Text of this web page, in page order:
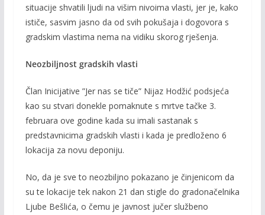
situacije shvatili ljudi na višim nivoima vlasti, jer je, kako
ističe, sasvim jasno da od svih pokušaja i dogovora s
gradskim vlastima nema na vidiku skorog rješenja.
Neozbiljnost gradskih vlasti
Član Inicijative ”Jer nas se tiče” Nijaz Hodžić podsjeća
kao su stvari donekle pomaknute s mrtve tačke 3.
februara ove godine kada su imali sastanak s
predstavnicima gradskih vlasti i kada je predloženo 6
lokacija za novu deponiju.
No, da je sve to neozbiljno pokazano je činjenicom da
su te lokacije tek nakon 21 dan stigle do gradonačelnika
Ljube Bešlića, o čemu je javnost jučer službeno